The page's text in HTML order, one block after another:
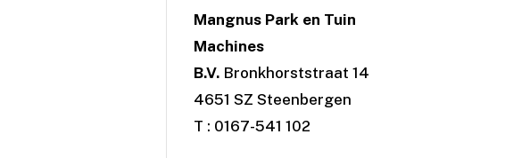
Mangnus Park en Tuin
Machines
B.V.Bronkhorststraat 14
4651 SZ Steenbergen
T : 0167-541 102